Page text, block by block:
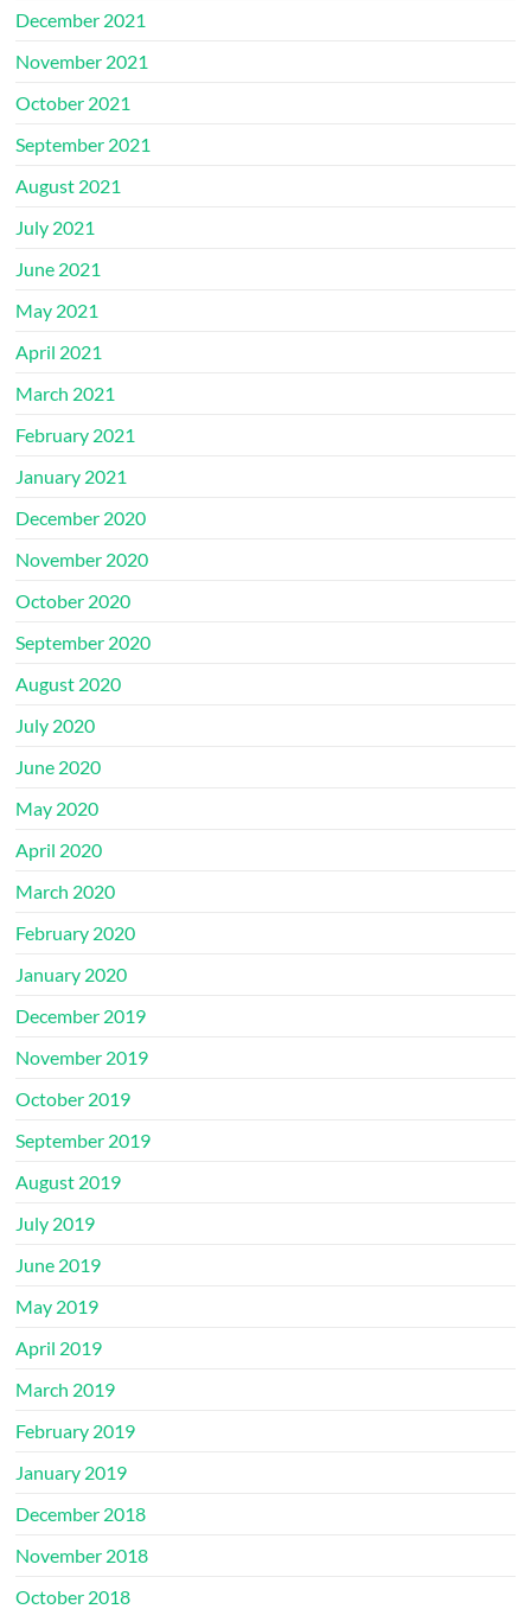
December 2021
November 2021
October 2021
September 2021
August 2021
July 2021
June 2021
May 2021
April 2021
March 2021
February 2021
January 2021
December 2020
November 2020
October 2020
September 2020
August 2020
July 2020
June 2020
May 2020
April 2020
March 2020
February 2020
January 2020
December 2019
November 2019
October 2019
September 2019
August 2019
July 2019
June 2019
May 2019
April 2019
March 2019
February 2019
January 2019
December 2018
November 2018
October 2018